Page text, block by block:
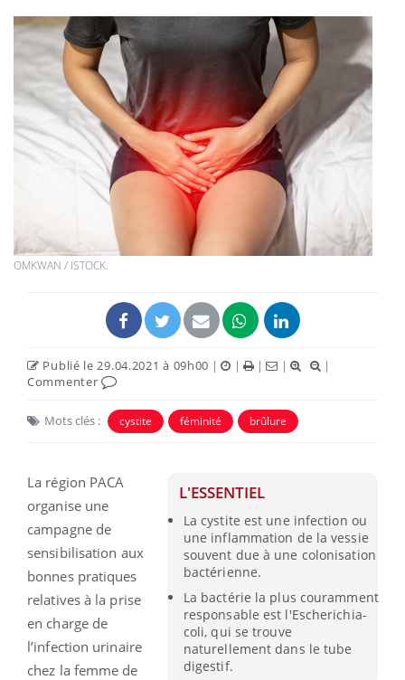
OMKWAN / ISTOCK.
Publié le 29.04.2021 à 09h00 | | | |
|
Commenter
Mots clés : cystite féminité brûlure
L'ESSENTIEL
La cystite est une infection ou
une inflammation de la vessie
souvent due à une colonisation
bactérienne.
La bactérie la plus couramment
responsable est l'Escherichia-
coli, qui se trouve
naturellement dans le tube
digestif.
La région PACA
organise une
campagne de
sensibilisation aux
bonnes pratiques
relatives à la prise
en charge de
l’infection urinaire
chez la femme de